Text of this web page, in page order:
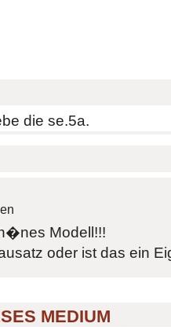
die se.5a.
Modell!!!
oder ist das ein
MEDIUM